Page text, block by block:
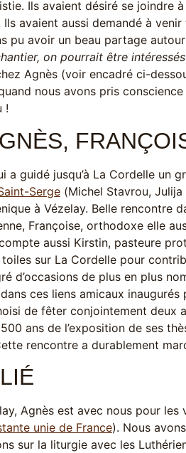
Ils avaient désiré se joindre
Ils avaient aussi demandé à
pu avoir un beau partage
on pourrait être
Agnès (voir encadré ci-
nous avons pris conscience
!
a guidé jusqu’à La Cordelle un
Serge(Michel Stavrou, Julija
à Vézelay. Belle rencontre
Françoise, orthodoxe elle
aussi Kirstin, pasteure
sur La Cordelle pour
d’occasions de plus en plus
ces liens amicaux inaugurés
de fêter conjointement deux
ans de l’exposition de ses
rencontre a durablement
Agnès est avec nous pour
unie de France). Nous
sur la liturgie avec les